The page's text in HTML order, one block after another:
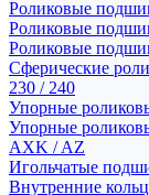
Роликовые
Роликовые
Роликовые
Сферические
230 / 240
Упорные
Упорные
AXK / AZ
Игольчатые
Внутренние